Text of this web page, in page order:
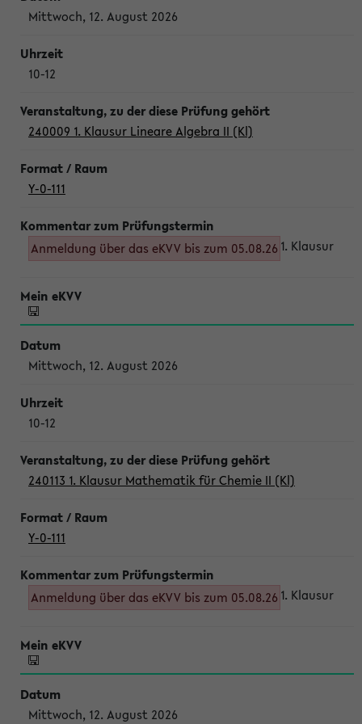
Mittwoch, 12. August 2026
10-12
240009 1. Klausur Lineare Algebra II (Kl)
Y-0-111
Anmeldung über das eKVV bis zum 05.08.26 1. Klausur
Mittwoch, 12. August 2026
10-12
240113 1. Klausur Mathematik für Chemie II (Kl)
Y-0-111
Anmeldung über das eKVV bis zum 05.08.26 1. Klausur
Mittwoch, 12. August 2026